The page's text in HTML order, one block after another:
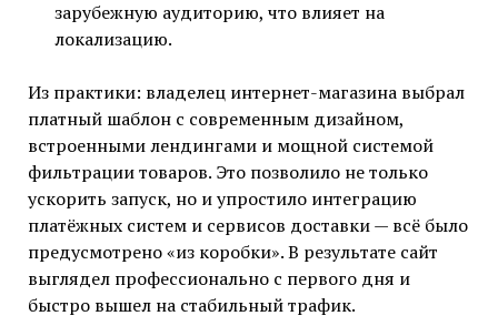
зарубежную аудиторию, что влияет на
локализацию.
Из практики: владелец интернет-магазина выбрал
платный шаблон с современным дизайном,
встроенными лендингами и мощной системой
фильтрации товаров. Это позволило не только
ускорить запуск, но и упростило интеграцию
платёжных систем и сервисов доставки — всё было
предусмотрено «из коробки». В результате сайт
выглядел профессионально с первого дня и
быстро вышел на стабильный трафик.